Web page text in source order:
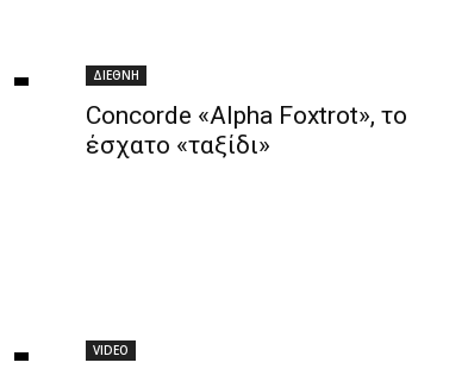
ΔΙΕΘΝΗ
Concorde «Alpha Foxtrot», το
έσχατο «ταξίδι»
VIDEO